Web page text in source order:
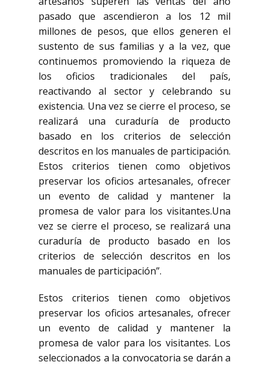
pasado que ascendieron a los 12 mil
millones de pesos, que ellos generen el
sustento de sus familias y a la vez, que
continuemos promoviendo la riqueza de
los oficios tradicionales del país,
reactivando al sector y celebrando su
existencia. Una vez se cierre el proceso, se
realizará una curaduría de producto
basado en los criterios de selección
descritos en los manuales de participación.
Estos criterios tienen como objetivos
preservar los oficios artesanales, ofrecer
un evento de calidad y mantener la
promesa de valor para los visitantes.Una
vez se cierre el proceso, se realizará una
curaduría de producto basado en los
criterios de selección descritos en los
manuales de participación”.
Estos criterios tienen como objetivos
preservar los oficios artesanales, ofrecer
un evento de calidad y mantener la
promesa de valor para los visitantes. Los
seleccionados a la convocatoria se darán a